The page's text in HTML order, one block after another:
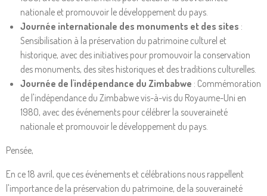
nationale et promouvoir le développement du pays.
Journée internationale des monuments et des sites :
Sensibilisation à la préservation du patrimoine culturel et
historique, avec des initiatives pour promouvoir la conservation
des monuments, des sites historiques et des traditions culturelles.
Journée de l'indépendance du Zimbabwe : Commémoration
de l'indépendance du Zimbabwe vis-à-vis du Royaume-Uni en
1980, avec des événements pour célébrer la souveraineté
nationale et promouvoir le développement du pays.
Pensée,
En ce 18 avril, que ces événements et célébrations nous rappellent
l'importance de la préservation du patrimoine, de la souveraineté